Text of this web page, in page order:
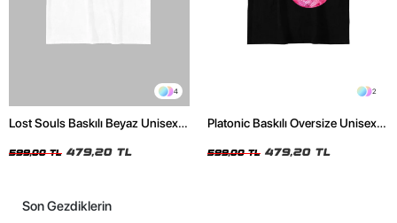
4
Lost Souls Baskılı Beyaz Unisex
599,00 TL 479,20 TL
2
Platonic Baskılı Oversize Unisex
599,00 TL 479,20 TL
Son Gezdiklerin